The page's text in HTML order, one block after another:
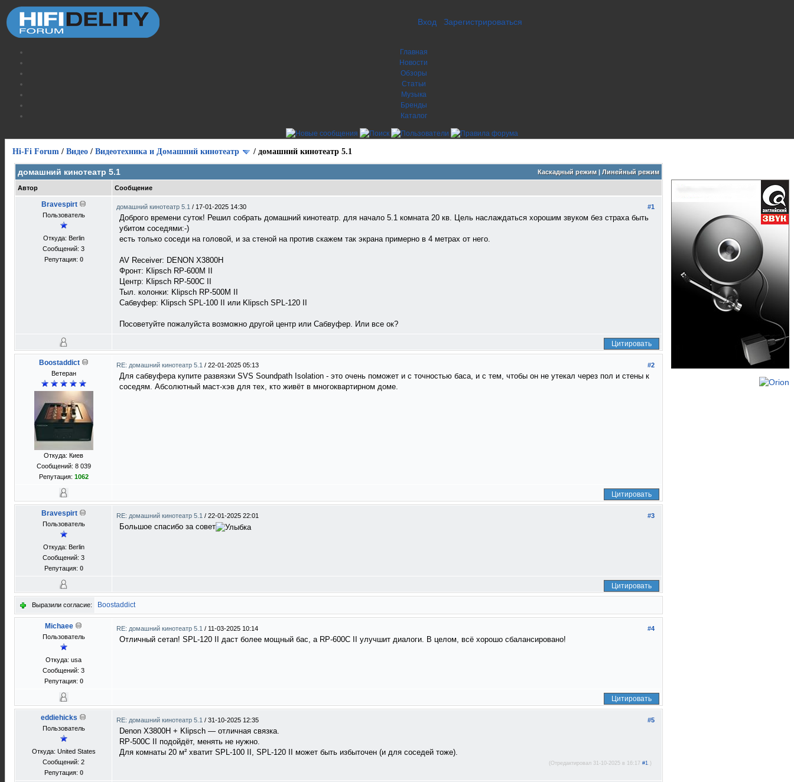
Вход Зарегистрироваться
Главная
Новости
Обзоры
Статьи
Музыка
Бренды
Каталог
Hi-Fi Forum / Видео / Видеотехника и Домашний кинотеатр / домашний кинотеатр 5.1
Каскадный режим| Линейный режим
домашний кинотеатр 5.1
Автор Сообщение
Bravespirt
Пользователь
Откуда: Berlin
Сообщений: 3
Репутация: 0
#1
домашний кинотеатр 5.1 / 17-01-2025 14:30
Доброго времени суток! Решил собрать домашний кинотеатр. для начало 5.1 комната 20 кв. Цель наслаждаться хорошим звуком без страха быть
убитом соседями:-)
есть только соседи на головой, и за стеной на против скажем так экрана примерно в 4 метрах от него.
AV Receiver: DENON X3800H
Фронт: Klipsch RP-600M II
Центр: Klipsch RP-500C II
Тыл. колонки: Klipsch RP-500M II
Сабвуфер: Klipsch SPL-100 II или Klipsch SPL-120 II
Посоветуйте пожалуйста возможно другой центр или Сабвуфер. Или все ок?
Цитировать
Boostaddict
Ветеран
Откуда: Киев
Сообщений: 8 039
Репутация: 1062
#2
RE: домашний кинотеатр 5.1 / 22-01-2025 05:13
Для сабвуфера купите развязки SVS Soundpath Isolation - это очень поможет и с точностью баса, и с тем, чтобы он не утекал через пол и стены к
соседям. Абсолютный маст-хэв для тех, кто живёт в многоквартирном доме.
Цитировать
Bravespirt
Пользователь
Откуда: Berlin
Сообщений: 3
Репутация: 0
#3
RE: домашний кинотеатр 5.1 / 22-01-2025 22:01
Большое спасибо за совет
Цитировать
Выразили согласие: Boostaddict
Michaee
Пользователь
Откуда: usa
Сообщений: 3
Репутация: 0
#4
RE: домашний кинотеатр 5.1 / 11-03-2025 10:14
Отличный сетап! SPL-120 II даст более мощный бас, а RP-600C II улучшит диалоги. В целом, всё хорошо сбалансировано!
Цитировать
eddiehicks
Пользователь
Откуда: United States
Сообщений: 2
Репутация: 0
#5
RE: домашний кинотеатр 5.1 / 31-10-2025 12:35
Denon X3800H + Klipsch — отличная связка.
RP-500C II подойдёт, менять не нужно.
Для комнаты 20 м² хватит SPL-100 II, SPL-120 II может быть избыточен (и для соседей тоже).
(Отредактировал 31-10-2025 в 16:17 #1.)